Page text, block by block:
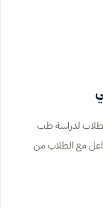
لدراسة طب
مع الطلاب من